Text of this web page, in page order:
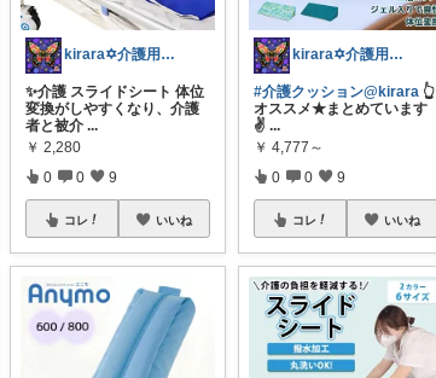
kirara✡介護用品🌈
✨️介護 スライドシート 体位
変換がしやすくなり、介護
者と被介 ...
￥ 2,280
0 0 9
コレ いいね
kirara✡介護用品🌈
#介護クッション@kirara 👆️
オススメ★まとめています
✌ ...
￥ 4,777～
0 0 9
コレ いいね